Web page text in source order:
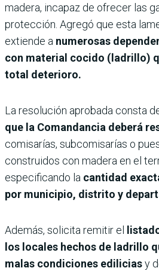
madera, incapaz de ofrecer las
protección. Agregó que esta
extiende a numerosas
con material cocido (ladrillo)
total deterioro.
La resolución aprobada consta
que la Comandancia deberá
comisarías, subcomisarías o
construidos con madera en el
especificando la cantidad
por municipio, distrito y
Además, solicita remitir el
los locales hechos de ladrillo
malas condiciones ediliciasy